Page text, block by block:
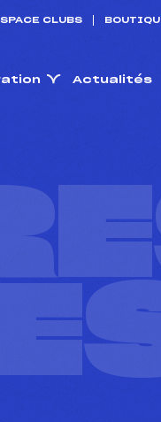
CLUBS
Actualités